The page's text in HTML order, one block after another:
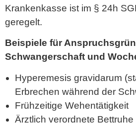
Krankenkasse ist im § 24h
geregelt.
Beispiele für
Schwangerschaft und
Hyperemesis gravidarum
Erbrechen während der
Frühzeitige Wehentätigkeit
Ärztlich verordnete Bettruhe